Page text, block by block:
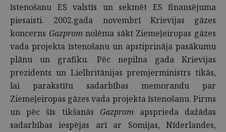
īstenošanu ES valstīs un sekmēt ES finansējuma
piesaisti. 2002.gada novembrī Krievijas gāzes
koncerns Gazpromnolēma sākt Ziemeļeiropas gāzes
vada projekta īstenošanu un apstiprināja pasākumu
plānu un grafiku. Pēc nepilna gada Krievijas
prezidents un Lielbritānijas premjerministrs tikās,
lai parakstītu sadarbības memorandu par
Ziemeļeiropas gāzes vada projekta īstenošanu. Pirms
un pēc šīs tikšanās Gazpromapsprieda dažādas
sadarbības iespējas arī ar Somijas, Nīderlandes,